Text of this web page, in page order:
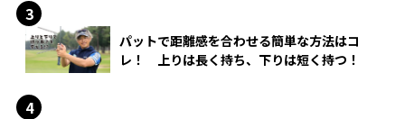
パットで距離感を合わせる簡単な方法はコ
レ！ 上りは長く持ち、下りは短く持つ！